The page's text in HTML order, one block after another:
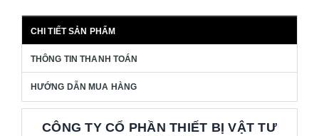
CHI TIẾT SẢN PHẨM
THÔNG TIN THANH TOÁN
HƯỚNG DẪN MUA HÀNG
CÔNG TY CỔ PHẦN THIẾT BỊ VẬT TƯ